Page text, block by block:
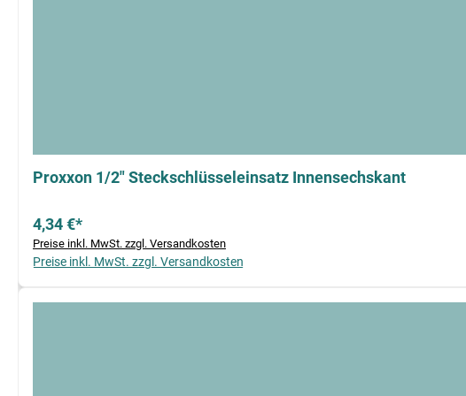
Proxxon 1/2" Steckschlüsseleinsatz Innensechskant
4,34 €*
Preise inkl. MwSt. zzgl. Versandkosten
Preise inkl. MwSt. zzgl. Versandkosten